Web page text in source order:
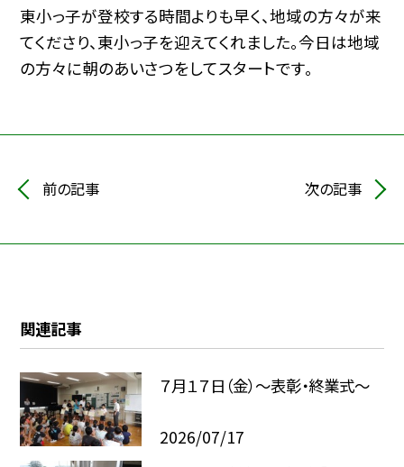
東小っ子が登校する時間よりも早く、地域の方々が来
てくださり、東小っ子を迎えてくれました。今日は地域
の方々に朝のあいさつをしてスタートです。
前の記事 次の記事
関連記事
７月１７日（金）～表彰・終業式～
2026/07/17